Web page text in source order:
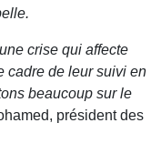
crise qui affecte
cadre de leur suivi en
beaucoup sur le
président des